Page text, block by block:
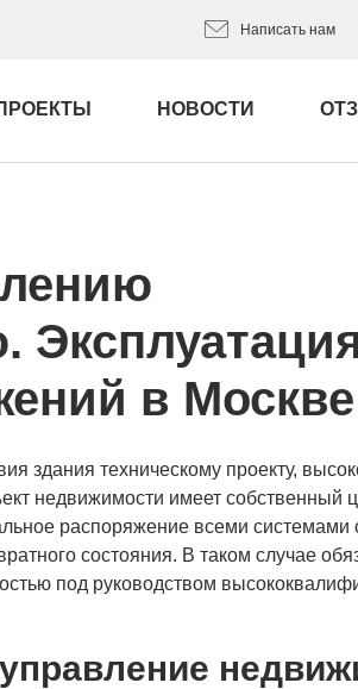
Написать нам
НОВОСТИ
в Москве
здания техническому проекту,
недвижимости имеет собственный
распоряжение всеми системами
состояния. В таком случае
под руководством